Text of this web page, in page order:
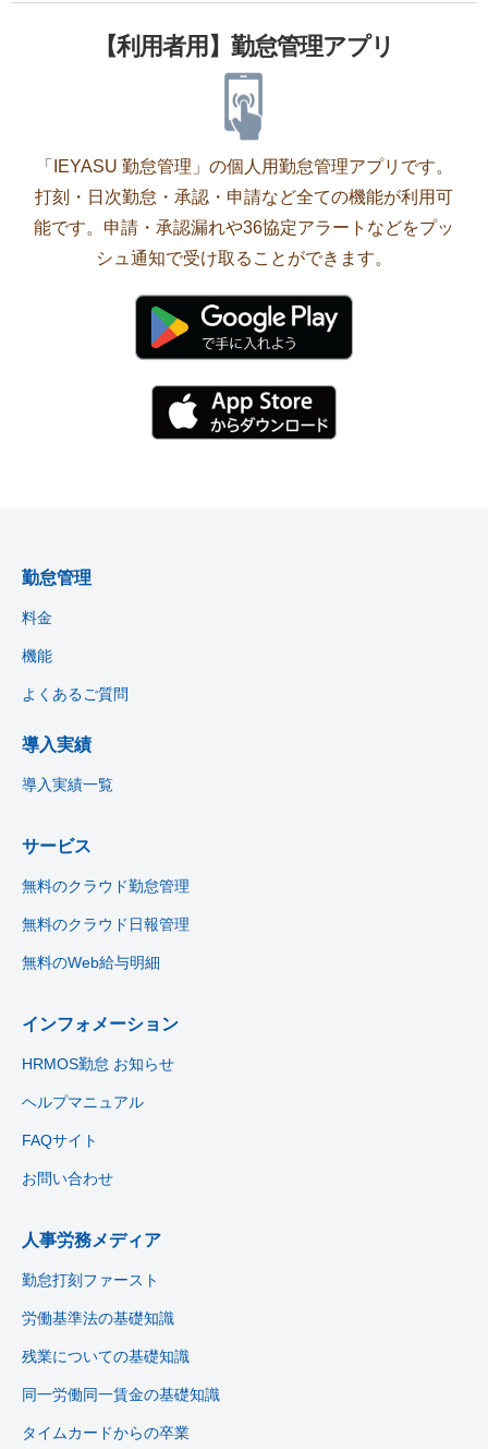
【利用者用】勤怠管理アプリ
「IEYASU 勤怠管理」の個人用勤怠管理アプリです。
打刻・日次勤怠・承認・申請など全ての機能が利用可
能です。申請・承認漏れや36協定アラートなどをプッ
シュ通知で受け取ることができます。
勤怠管理
料金
機能
よくあるご質問
導入実績
導入実績一覧
サービス
無料のクラウド勤怠管理
無料のクラウド日報管理
無料のWeb給与明細
インフォメーション
HRMOS勤怠 お知らせ
ヘルプマニュアル
FAQサイト
お問い合わせ
人事労務メディア
勤怠打刻ファースト
労働基準法の基礎知識
残業についての基礎知識
同一労働同一賃金の基礎知識
タイムカードからの卒業